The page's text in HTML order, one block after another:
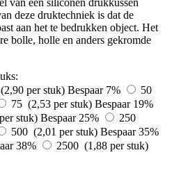
van een siliconen drukkussen
deze druktechniek is dat de
aan het te bedrukken object. Het
bolle, holle en anders gekromde
per stuk) Bespaar 7%
50
75 (2,53 per stuk) Bespaar 19%
stuk) Bespaar 25%
250
500 (2,01 per stuk) Bespaar 35%
38%
2500 (1,88 per stuk)